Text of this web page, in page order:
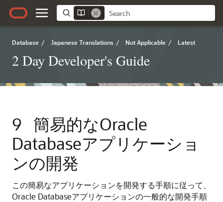
Database / Japanese Translations / Not Applicable / Latest
2 Day Developer's Guide
9
簡易的なOracle
Databaseアプリケーショ
ンの開発
この簡易なアプリケーションを開発する手順に従って、
Oracle Databaseアプリケーションの一般的な開発手順